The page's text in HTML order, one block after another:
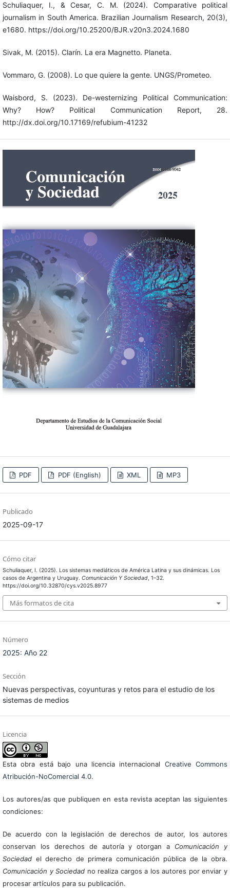
Schuliaquer, I., & Cesar, C. M. (2024). Comparative political
journalism in South America. Brazilian Journalism Research, 20(3),
e1680. https://doi.org/10.25200/BJR.v20n3.2024.1680
Sivak, M. (2015). Clarín. La era Magnetto. Planeta.
Vommaro, G. (2008). Lo que quiere la gente. UNGS/Prometeo.
Waisbord, S. (2023). De-westernizing Political Communication:
Why? How? Political Communication Report, 28.
http://dx.doi.org/10.17169/refubium-41232
PDF PDF (English) XML MP3
Publicado
2025-09-17
Cómo citar
Schuliaquer, I. (2025). Los sistemas mediáticos de América Latina y sus dinámicas. Los
casos de Argentina y Uruguay. Comunicación Y Sociedad, 1–32.
https://doi.org/10.32870/cys.v2025.8977
Más formatos de cita
Número
2025: Año 22
Sección
Nuevas perspectivas, coyunturas y retos para el estudio de los
sistemas de medios
Licencia
Esta obra está bajo una licencia internacional Creative Commons
Atribución-NoComercial 4.0.
Los autores/as que publiquen en esta revista aceptan las siguientes
condiciones:
De acuerdo con la legislación de derechos de autor, los autores
conservan los derechos de autoría y otorgan a Comunicación y
Sociedadel derecho de primera comunicación pública de la obra.
Comunicación y Sociedad no realiza cargos a los autores por enviar y
procesar artículos para su publicación.